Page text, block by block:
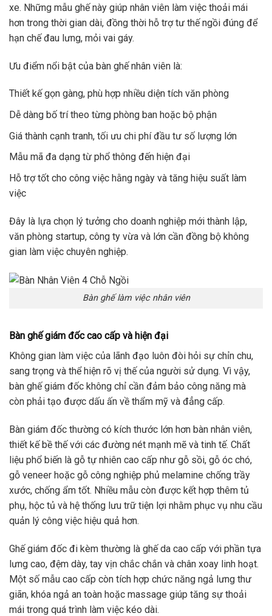
xe. Những mẫu ghế này giúp nhân viên làm việc thoải mái
hơn trong thời gian dài, đồng thời hỗ trợ tư thế ngồi đúng để
hạn chế đau lưng, mỏi vai gáy.
Ưu điểm nổi bật của bàn ghế nhân viên là:
Thiết kế gọn gàng, phù hợp nhiều diện tích văn phòng
Dễ dàng bố trí theo từng phòng ban hoặc bộ phận
Giá thành cạnh tranh, tối ưu chi phí đầu tư số lượng lớn
Mẫu mã đa dạng từ phổ thông đến hiện đại
Hỗ trợ tốt cho công việc hằng ngày và tăng hiệu suất làm
việc
Đây là lựa chọn lý tưởng cho doanh nghiệp mới thành lập,
văn phòng startup, công ty vừa và lớn cần đồng bộ không
gian làm việc chuyên nghiệp.
Bàn ghế làm việc nhân viên
Bàn ghế giám đốc cao cấp và hiện đại
Không gian làm việc của lãnh đạo luôn đòi hỏi sự chỉn chu,
sang trọng và thể hiện rõ vị thế của người sử dụng. Vì vậy,
bàn ghế giám đốc không chỉ cần đảm bảo công năng mà
còn phải tạo được dấu ấn về thẩm mỹ và đẳng cấp.
Bàn giám đốc thường có kích thước lớn hơn bàn nhân viên,
thiết kế bề thế với các đường nét mạnh mẽ và tinh tế. Chất
liệu phổ biến là gỗ tự nhiên cao cấp như gỗ sồi, gỗ óc chó,
gỗ veneer hoặc gỗ công nghiệp phủ melamine chống trầy
xước, chống ẩm tốt. Nhiều mẫu còn được kết hợp thêm tủ
phụ, hộc tủ và hệ thống lưu trữ tiện lợi nhằm phục vụ nhu cầu
quản lý công việc hiệu quả hơn.
Ghế giám đốc đi kèm thường là ghế da cao cấp với phần tựa
lưng cao, đệm dày, tay vịn chắc chắn và chân xoay linh hoạt.
Một số mẫu cao cấp còn tích hợp chức năng ngả lưng thư
giãn, khóa ngả an toàn hoặc massage giúp tăng sự thoải
mái trong quá trình làm việc kéo dài.